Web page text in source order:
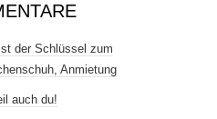
der Schlüssel zum
Anmietung
auch du!